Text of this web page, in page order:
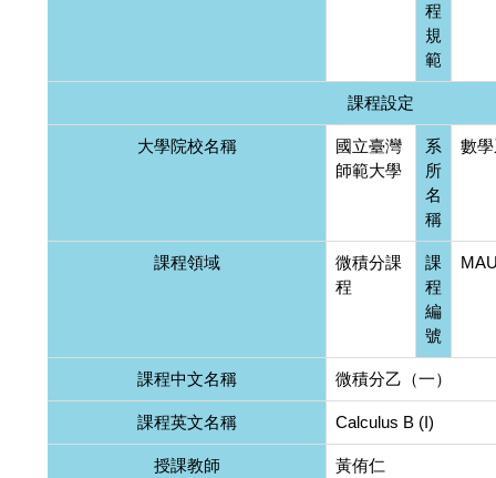
程
規
範
課程設定
大學院校名稱
國立臺灣
師範大學
系
所
名
稱
數
課程領域
微積分課
程
課
程
編
號
課程中文名稱 微積分乙（一）
課程英文名稱 Calculus B (I)
授課教師 黃侑仁